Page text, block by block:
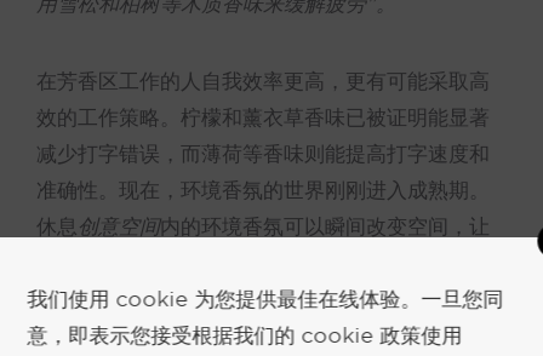
在芳香区工作的人自我效率更高，更有可能采取高
效的工作策略。柠檬和薰衣草香味已被证明能显著
减少打字错误，而薄荷等香味则能提高打字速度和
准确性。现在，环境香氛的世界刚刚进入成熟期。
休息 创意空间内的环境香氛可以瞬间改变空间，让
告等）可以通过香氛鼓励员工发挥创造力。 环境可
以让个人和团队在 "头脑风暴 "中大显身手。
我们使用 cookie 为您提供最佳在线体验。一旦您同
意，即表示您接受根据我们的 cookie 政策使用